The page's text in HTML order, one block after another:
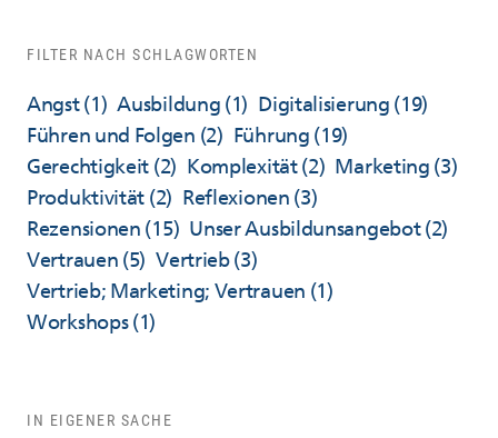
FILTER NACH SCHLAGWORTEN
Angst(1) Ausbildung (1) Digitalisierung (19)
Führen und Folgen (2) Führung (19)
Gerechtigkeit (2) Komplexität(2) Marketing (3)
Produktivität (2) Reflexionen (3)
Rezensionen (15) Unser Ausbildunsangebot(2)
Vertrauen (5) Vertrieb(3)
Vertrieb; Marketing; Vertrauen (1)
Workshops(1)
IN EIGENER SACHE